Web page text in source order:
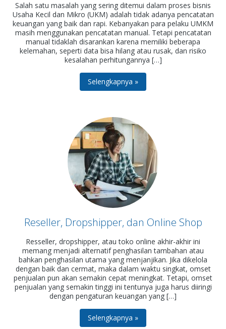
Salah satu masalah yang sering ditemui dalam proses bisnis
Usaha Kecil dan Mikro (UKM) adalah tidak adanya pencatatan
keuangan yang baik dan rapi. Kebanyakan para pelaku UMKM
masih menggunakan pencatatan manual. Tetapi pencatatan
manual tidaklah disarankan karena memiliki beberapa
kelemahan, seperti data bisa hilang atau rusak, dan risiko
kesalahan perhitungannya […]
Selengkapnya »
Reseller, Dropshipper, dan Online Shop
Resseller, dropshipper, atau toko online akhir-akhir ini
memang menjadi alternatif penghasilan tambahan atau
bahkan penghasilan utama yang menjanjikan. Jika dikelola
dengan baik dan cermat, maka dalam waktu singkat, omset
penjualan pun akan semakin cepat meningkat. Tetapi, omset
penjualan yang semakin tinggi ini tentunya juga harus diiringi
dengan pengaturan keuangan yang […]
Selengkapnya »